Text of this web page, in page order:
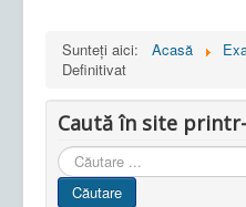
Sunteți aici: Acasă
Definitivat
Caută în site
Cauta
in
site
Căutare